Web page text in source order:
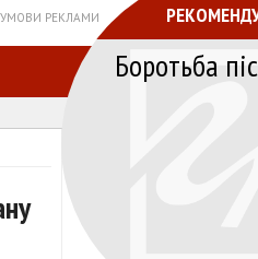
УМОВИ РЕКЛАМИ
Боротьба